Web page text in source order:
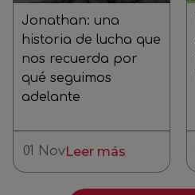
Jonathan: una
historia de lucha que
nos recuerda por
qué seguimos
adelante
01 NovLeer más